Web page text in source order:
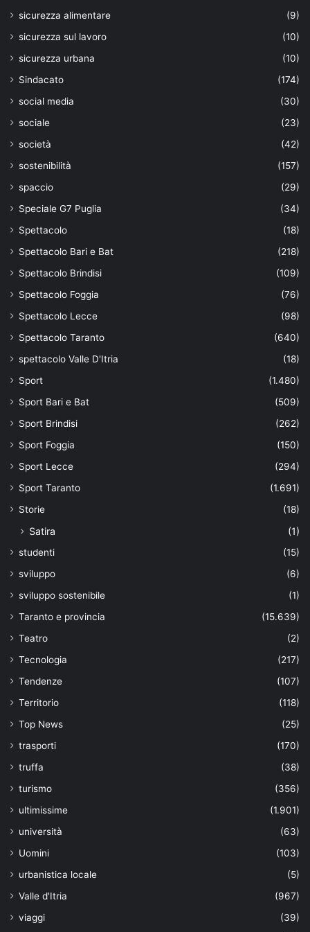
sicurezza alimentare
(9)
sicurezza sul lavoro
(10)
sicurezza urbana
(10)
Sindacato
(174)
social media
(30)
sociale
(23)
società
(42)
sostenibilità
(157)
spaccio
(29)
Speciale G7 Puglia
(34)
Spettacolo
(18)
Spettacolo Bari e Bat
(218)
Spettacolo Brindisi
(109)
Spettacolo Foggia
(76)
Spettacolo Lecce
(98)
Spettacolo Taranto
(640)
spettacolo Valle D'Itria
(18)
Sport
(1.480)
Sport Bari e Bat
(509)
Sport Brindisi
(262)
Sport Foggia
(150)
Sport Lecce
(294)
Sport Taranto
(1.691)
Storie
(18)
Satira (1)
studenti
(15)
sviluppo
(6)
sviluppo sostenibile
(1)
Taranto e provincia
(15.639)
Teatro
(2)
Tecnologia
(217)
Tendenze
(107)
Territorio
(118)
Top News
(25)
trasporti
(170)
truffa
(38)
turismo
(356)
ultimissime
(1.901)
università
(63)
Uomini
(103)
urbanistica locale
(5)
Valle d'Itria
(967)
viaggi
(39)